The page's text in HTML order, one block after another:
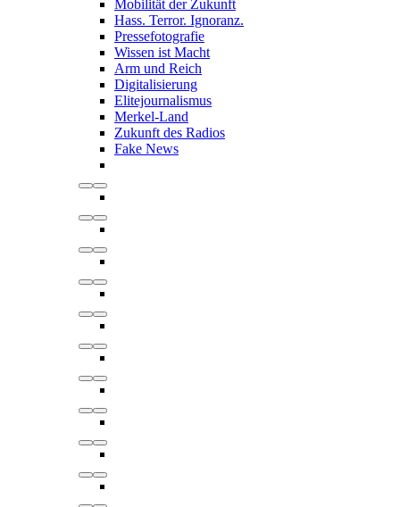
Mobilität der Zukunft
Hass. Terror. Ignoranz.
Pressefotografie
Wissen ist Macht
Arm und Reich
Digitalisierung
Elitejournalismus
Merkel-Land
Zukunft des Radios
Fake News